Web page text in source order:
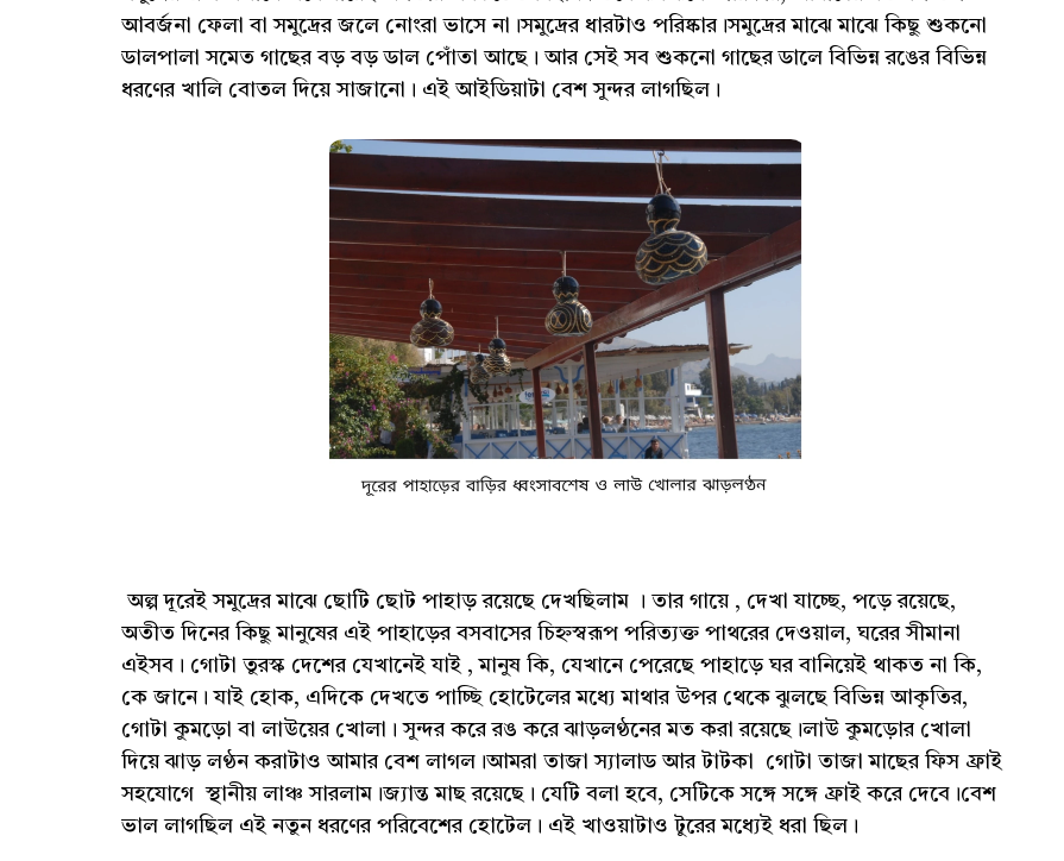
আবর্জনা ফেলা বা সমুদ্রের জলে নোংরা ভাসে না।সমুদ্রের ধারটাও পরিষ্কার।সমুদ্রের মাঝে মাঝে কিছু শুকনো
ডালপালা সমেত গাছের বড় বড় ডাল পোঁতা আছে। আর সেই সব শুকনো গাছের ডালে বিভিন্ন রঙের বিভিন্ন
ধরণের খালি বোতল দিয়ে সাজানো। এই আইডিয়াটা বেশ সুন্দর লাগছিল।
অল্প দূরেই সমুদ্রের মাঝে ছোটি ছোট পাহাড় রয়েছে দেখছিলাম । তার গায়ে , দেখা যাচ্ছে, পড়ে রয়েছে,
অতীত দিনের কিছু মানুষের এই পাহাড়ের বসবাসের চিহ্নস্বরূপ পরিত্যক্ত পাথরের দেওয়াল, ঘরের সীমানা
এইসব। গোটা তুরস্ক দেশের যেখানেই যাই , মানুষ কি, যেখানে পেরেছে পাহাড়ে ঘর বানিয়েই থাকত না কি,
কে জানে। যাই হোক, এদিকে দেখতে পাচ্ছি হোটেলের মধ্যে মাথার উপর থেকে ঝুলছে বিভিন্ন আকৃতির,
গোটা কুমড়ো বা লাউয়ের খোলা। সুন্দর করে রঙ করে ঝাড়লণ্ঠনের মত করা রয়েছে।লাউ কুমড়োর খোলা
দিয়ে ঝাড় লণ্ঠন করাটাও আমার বেশ লাগল।আমরা তাজা স্যালাড আর টাটকা গোটা তাজা মাছের ফিস ফ্রাই
সহযোগে স্থানীয় লাঞ্চ সারলাম।জ্যান্ত মাছ রয়েছে। যেটি বলা হবে, সেটিকে সঙ্গে সঙ্গে ফ্রাই করে দেবে।বেশ
ভাল লাগছিল এই নতুন ধরণের পরিবেশের হোটেল। এই খাওয়াটাও টুরের মধ্যেই ধরা ছিল।